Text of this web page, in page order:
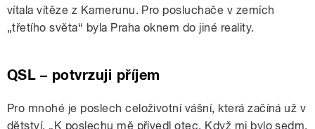
vítala vítěze z Kamerunu. Pro posluchače v zemích
„třetího světa“ byla Praha oknem do jiné reality.
QSL – potvrzuji příjem
Pro mnohé je poslech celoživotní vášní, která začíná už v
dětství. „K poslechu mě přivedl otec. Když mi bylo sedm,